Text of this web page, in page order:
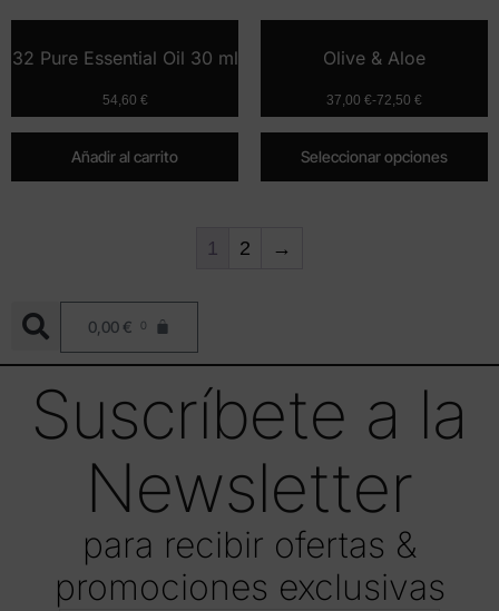
32 Pure Essential Oil 30 ml
54,60 €
Añadir al carrito
Olive & Aloe
37,00 €-72,50 €
Seleccionar opciones
1 2 →
0,00 € 0
Suscríbete a la
Newsletter
para recibir ofertas &
promociones exclusivas